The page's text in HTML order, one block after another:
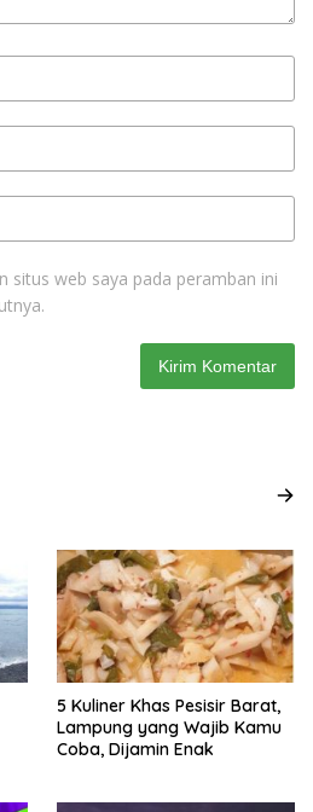
situs web saya pada peramban ini
5 Kuliner Khas Pesisir Barat,
Lampung yang Wajib Kamu
Coba, Dijamin Enak